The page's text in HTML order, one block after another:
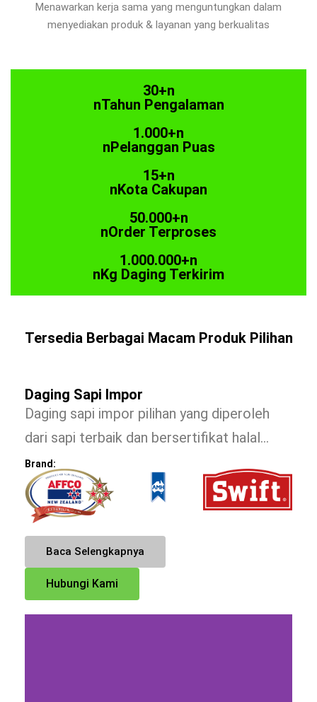
Menawarkan kerja sama yang menguntungkan dalam
menyediakan produk & layanan yang berkualitas
30+n
nTahun Pengalaman
1.000+n
nPelanggan Puas
15+n
nKota Cakupan
50.000+n
nOrder Terproses
1.000.000+n
nKg Daging Terkirim
Tersedia Berbagai Macam Produk Pilihan
Daging Sapi Impor
Daging sapi impor pilihan yang diperoleh
dari sapi terbaik dan bersertifikat halal…
Brand:
Baca Selengkapnya
Hubungi Kami